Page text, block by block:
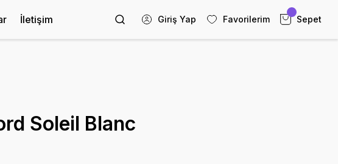
İletişim Giriş Yap Favorilerim Sepet
Soleil Blanc